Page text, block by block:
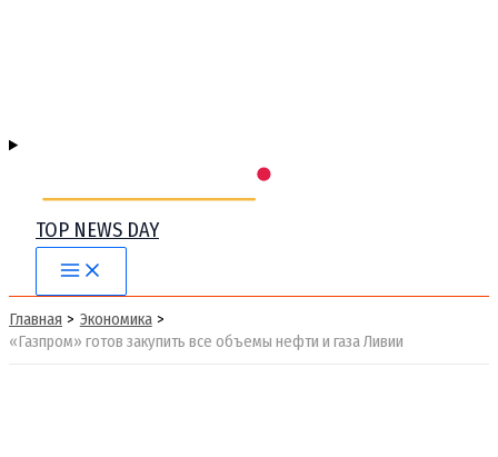
TOP NEWS DAY
Main
Menu
Главная
Экономика
«Газпром» готов закупить все объемы нефти и газа Ливии